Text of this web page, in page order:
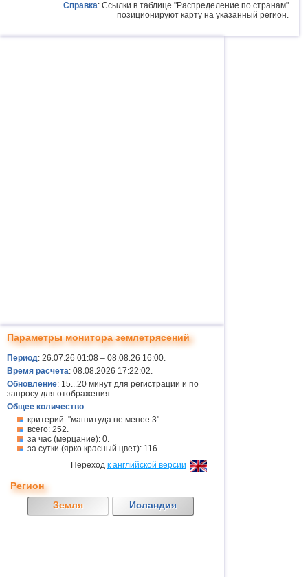
Справка: Ссылки в таблице "Распределение по странам"
позиционируют карту на указанный регион.
Параметры монитора землетрясений
Период: 26.07.26 01:08 – 08.08.26 16:00.
Время расчета: 08.08.2026 17:22:02.
Обновление: 15...20 минут для регистрации и по
запросу для отображения.
Общее количество:
критерий: "магнитуда не менее 3".
всего: 252.
за час (мерцание): 0.
за сутки (ярко красный цвет): 116.
Переход к английской версии
Регион
Земля
Исландия